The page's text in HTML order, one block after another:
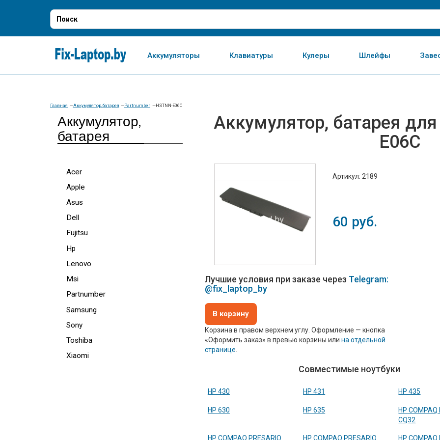
Аккумуляторы Клавиатуры Кулеры Шлейфы
Главная Аккумулятор, батарея Partnumber HSTNN-E06C
Аккумулятор,
батарея
Acer
Apple
Asus
Dell
Fujitsu
Hp
Lenovo
Msi
Partnumber
Samsung
Sony
Toshiba
Xiaomi
Аккумулятор, батарея для
E06C
Артикул: 2189
60 руб.
Лучшие условия при заказе через Telegram:
@fix_laptop_by
В корзину
Корзина в правом верхнем углу. Оформление — кнопка
«Оформить заказ» в превью корзины или на отдельной
странице
Совместимые ноутбуки
HP 430 HP 431 HP 435
HP 630 HP 635
HP COMPAQ
CQ32
HP COMPAQ PRESARIO
HP COMPAQ PRESARIO
HP COMPAQ